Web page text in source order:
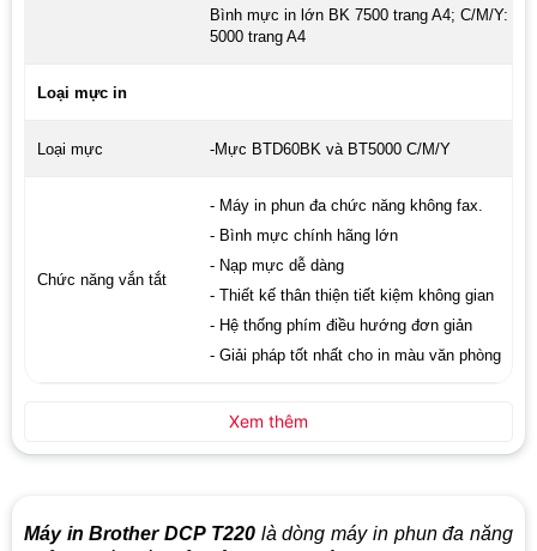
Máy in Brother DCP T220là dòng máy in phun đa năng
Bình mực in lớn BK 7500 trang A4; C/M/Y:
5000 trang A4
Loại mực in
Loại mực -Mực BTD60BK và BT5000 C/M/Y
Chức năng vắn tắt
- Máy in phun đa chức năng không fax.
- Bình mực chính hãng lớn
- Nạp mực dễ dàng
- Thiết kế thân thiện tiết kiệm không gian
- Hệ thống phím điều hướng đơn giản
- Giải pháp tốt nhất cho in màu văn phòng
Xem thêm